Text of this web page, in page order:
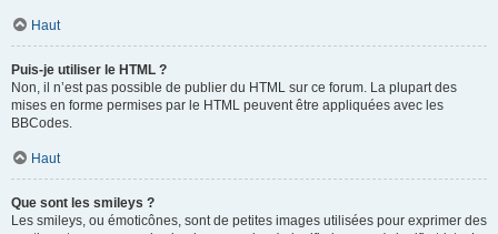
Haut
Puis-je utiliser le HTML ?
Non, il n’est pas possible de publier du HTML sur ce forum. La plupart des
mises en forme permises par le HTML peuvent être appliquées avec les
BBCodes.
Haut
Que sont les smileys ?
Les smileys, ou émoticônes, sont de petites images utilisées pour exprimer des